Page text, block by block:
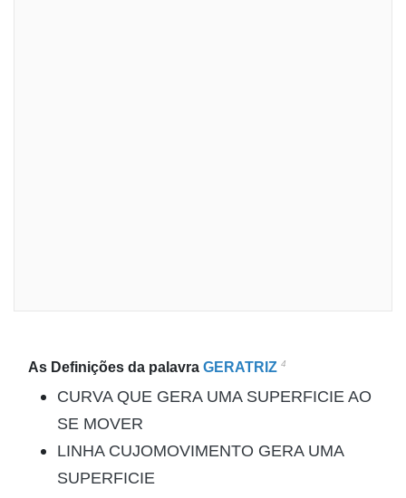
As Definições da palavra GERATRIZ 4
CURVA QUE GERA UMA SUPERFICIE AO
SE MOVER
LINHA CUJOMOVIMENTO GERA UMA
SUPERFICIE